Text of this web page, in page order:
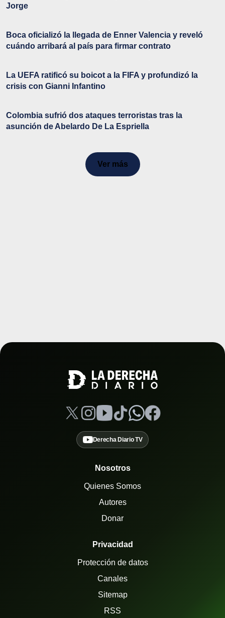
Jorge
Boca oficializó la llegada de Enner Valencia y reveló
cuándo arribará al país para firmar contrato
La UEFA ratificó su boicot a la FIFA y profundizó la
crisis con Gianni Infantino
Colombia sufrió dos ataques terroristas tras la
asunción de Abelardo De La Espriella
Ver más
Derecha Diario TV
Nosotros
Quienes Somos
Autores
Donar
Privacidad
Protección de datos
Canales
Sitemap
RSS